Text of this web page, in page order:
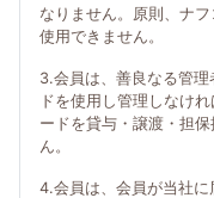
なりません。原則、ナ
使用できません。
3.会員は、善良なる管
ドを使用し管理しなけ
ードを貸与・譲渡・担
ん。
4.会員は、会員が当社